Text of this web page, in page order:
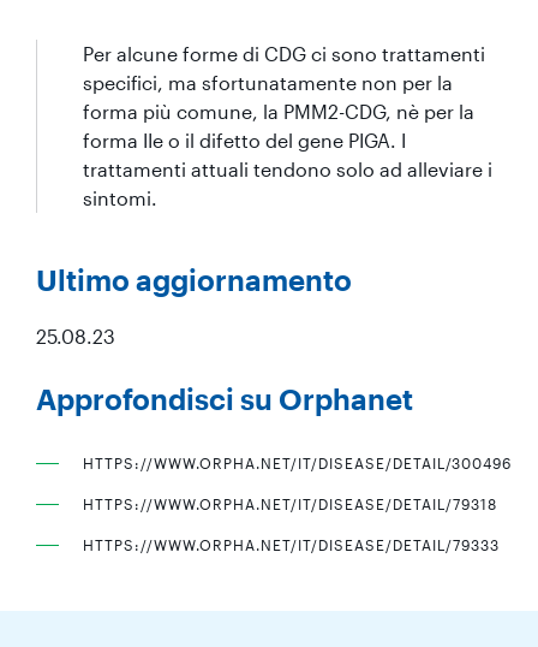
Per alcune forme di CDG ci sono trattamenti
specifici, ma sfortunatamente non per la
forma più comune, la PMM2-CDG, nè per la
forma IIe o il difetto del gene PIGA. I
trattamenti attuali tendono solo ad alleviare i
sintomi.
Ultimo aggiornamento
25.08.23
Approfondisci su Orphanet
HTTPS://WWW.ORPHA.NET/IT/DISEASE/DETAIL/300496
HTTPS://WWW.ORPHA.NET/IT/DISEASE/DETAIL/79318
HTTPS://WWW.ORPHA.NET/IT/DISEASE/DETAIL/79333